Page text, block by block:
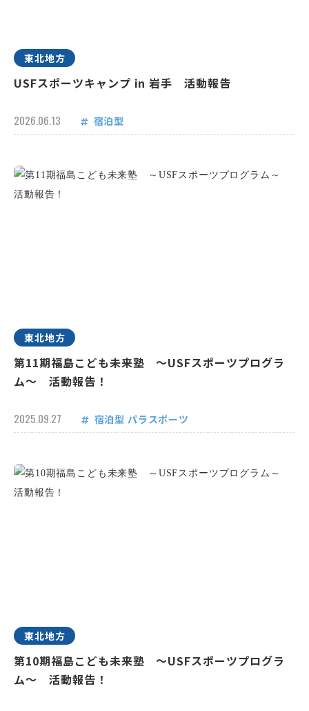
東北地方
USFスポーツキャンプ in 岩手 活動報告
2026.06.13 宿泊型
東北地方
第11期福島こども未来塾 ～USFスポーツプログラ
ム～ 活動報告！
2025.09.27 宿泊型 パラスポーツ
東北地方
第10期福島こども未来塾 ～USFスポーツプログラ
ム～ 活動報告！